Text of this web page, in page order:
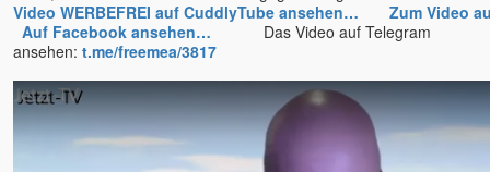
Video WERBEFREI auf CuddlyTube ansehen…
Zum Video
Auf Facebook ansehen… Das Video auf Telegram
ansehen: t.me/freemea/3817